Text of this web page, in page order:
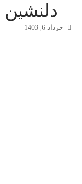
دلنشین
خرداد 6, 1403